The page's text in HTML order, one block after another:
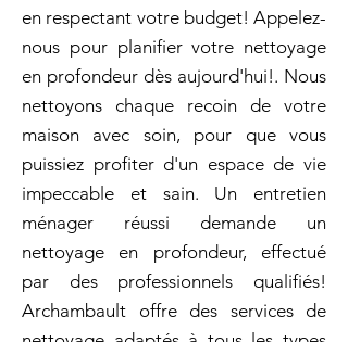
en respectant votre budget! Appelez-
nous pour planifier votre nettoyage
en profondeur dès aujourd'hui!. Nous
nettoyons chaque recoin de votre
maison avec soin, pour que vous
puissiez profiter d'un espace de vie
impeccable et sain. Un entretien
ménager réussi demande un
nettoyage en profondeur, effectué
par des professionnels qualifiés!
Archambault offre des services de